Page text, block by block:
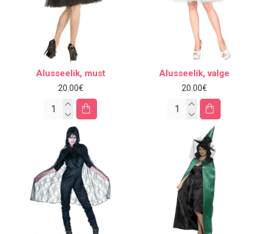
Alusseelik, must
20.00€
Alusseelik, valge
20.00€